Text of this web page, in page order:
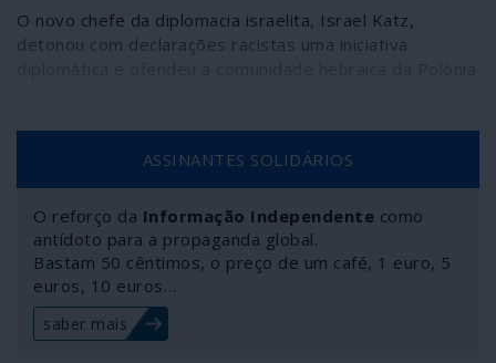
O novo chefe da diplomacia israelita, Israel Katz,
detonou com declarações racistas uma iniciativa
ASSINANTES SOLIDÁRIOS
O reforço da Informação Independente como
antídoto para a propaganda global.
Bastam 50 cêntimos, o preço de um café, 1 euro, 5
euros, 10 euros…
saber mais